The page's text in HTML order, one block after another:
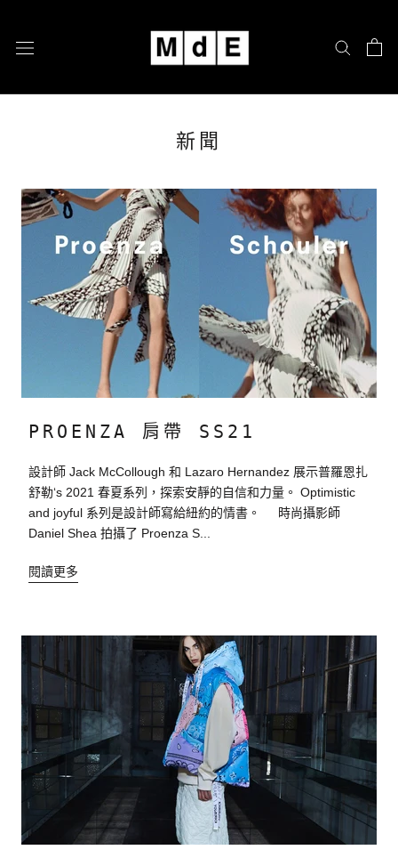
新聞
PROENZA 肩帶 SS21
設計師 Jack McCollough 和 Lazaro Hernandez 展示普羅恩扎
舒勒‘s 2021 春夏系列，探索安靜的自信和力量。 Optimistic
and joyful 系列是設計師寫給紐約的情書。 時尚攝影師
Daniel Shea 拍攝了 Proenza S...
閱讀更多